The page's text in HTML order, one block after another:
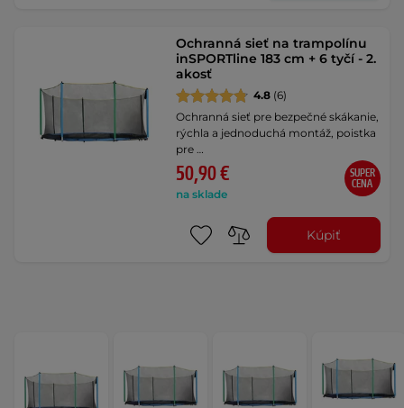
Ochranná sieť na trampolínu
inSPORTline 183 cm + 6 tyčí - 2.
akosť
4.8 (6)
Ochranná sieť pre bezpečné skákanie,
rýchla a jednoduchá montáž, poistka
pre …
50,90 €
na sklade
SUPER
CENA
Kúpiť